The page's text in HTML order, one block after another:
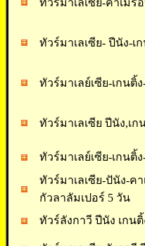
ทัวร์มาเลเซีย-คาเมร
ทัวร์มาเลเซีย- ปีนัง-เ
ทัวร์มาเลย์เซีย-เกนติ้
ทัวร์มาเลเซีย ปีนัง,เ
ทัวร์มาเลย์เซีย-เกนติ้
ทัวร์มาเลเซีย-ปันัง-ค
กัวลาลัมเปอร์ 5 วัน
ทัวร์ลังกาวี ปีนัง เกน